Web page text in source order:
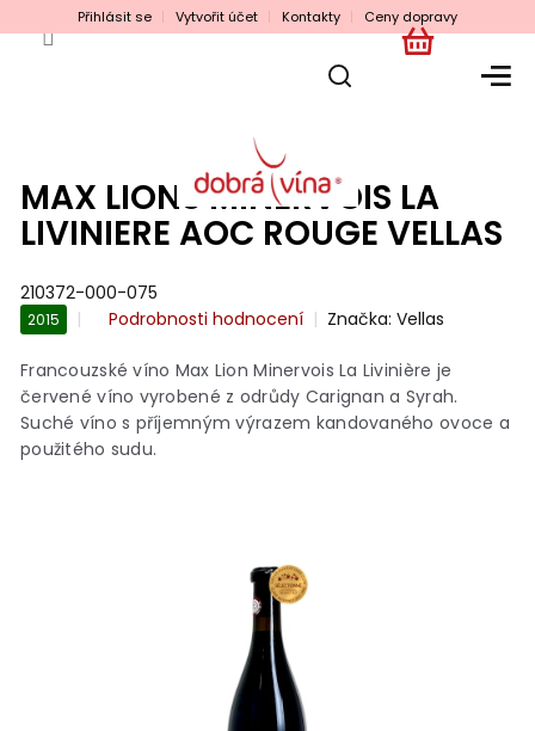
na
Přihlásit se Vytvořit účet Kontakty Ceny dopravy
NÁKUPNÍ
MAX LIONS MINERVOIS LA
LIVINIERE AOC ROUGE VELLAS
210372-000-075
2015
Průměrné
produktu
je
0,0
z
5
Podrobnosti hodnocení Značka: Vellas
Francouzské víno Max Lion Minervois La Livinière je
červené víno vyrobené z odrůdy Carignan a Syrah.
Suché víno s příjemným výrazem kandovaného ovoce a
použitého sudu.